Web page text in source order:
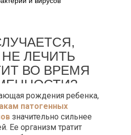
ЛЕЧИТЬ
ВО ВРЕМЯ
рождения ребенка,
патогенных
значительно сильнее
Ее организм тратит